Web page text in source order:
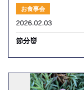
お食事会
2026.02.03
節分👹